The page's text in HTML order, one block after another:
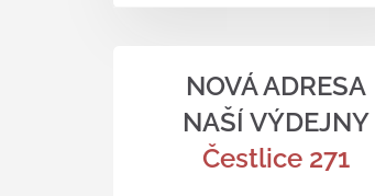
NOVÁ ADRESA
NAŠÍ VÝDEJNY
Čestlice 271